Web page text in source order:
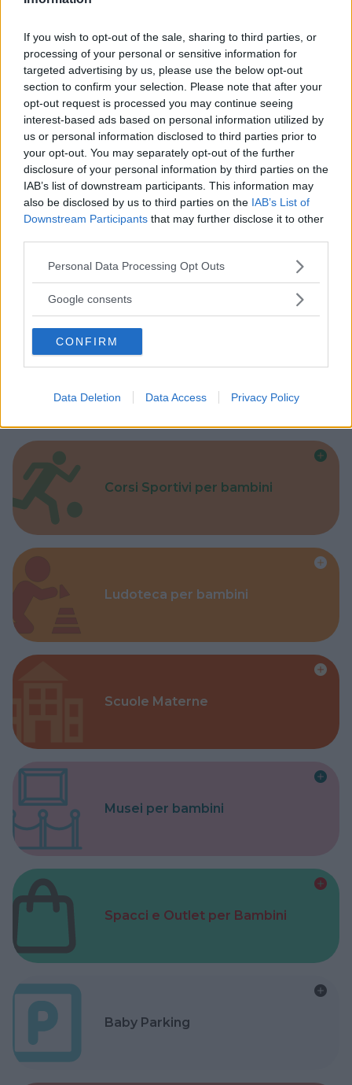
If you wish to opt-out of the sale, sharing to third parties, or
processing of your personal or sensitive information for
targeted advertising by us, please use the below opt-out
section to confirm your selection. Please note that after your
opt-out request is processed you may continue seeing
interest-based ads based on personal information utilized by
us or personal information disclosed to third parties prior to
your opt-out. You may separately opt-out of the further
disclosure of your personal information by third parties on the
IAB’s list of downstream participants. This information may
also be disclosed by us to third parties on the IAB’s List of
Downstream Participants that may further disclose it to other
Please note that this website/app uses one or more Google
not limited to your visit or usage behaviour. You may click to
use your data for below specified purposes in below Google
consent section.
Personal Data Processing Opt Outs
Google consents
CONFIRM
Data Deletion Data Access Privacy Policy
Feste
Kinderheim
Baby Sitter
Corsi Sportivi per bambini
Ludoteca per bambini
Scuole Materne
Musei per bambini
Spacci e Outlet per Bambini
Baby Parking